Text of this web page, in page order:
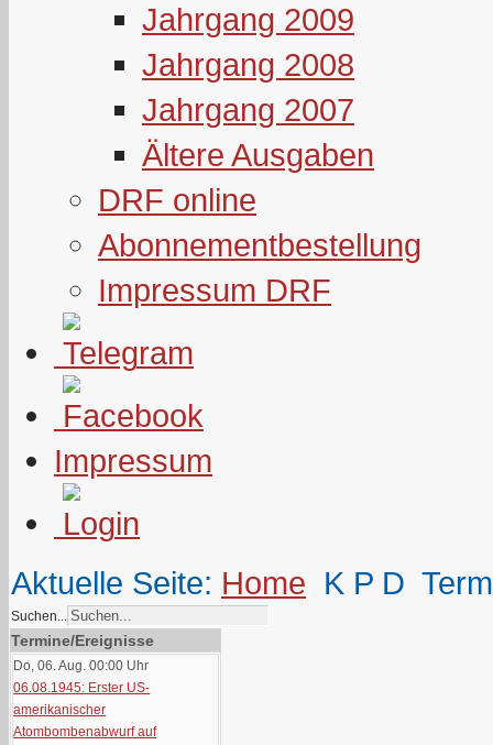
Jahrgang 2009
Jahrgang 2008
Jahrgang 2007
Ältere Ausgaben
DRF online
Abonnementbestellung
Impressum DRF
Impressum
Aktuelle Seite: Home K P D
Suchen...
Termine/Ereignisse
Do, 06. Aug. 00:00 Uhr
06.08.1945: Erster US-
amerikanischer
Atombombenabwurf auf